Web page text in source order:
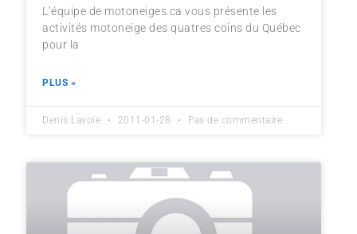
L’équipe de motoneiges.ca vous présente les
activités motoneige des quatres coins du Québec
pour la
PLUS »
Denis Lavoie 2011-01-28 Pas de commentaire